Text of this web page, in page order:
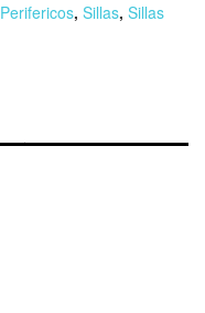
Perifericos, Sillas, Sillas